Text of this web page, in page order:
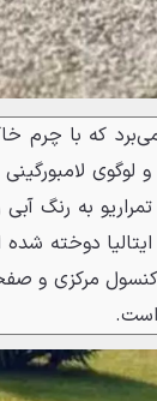
که با چرم
به رنگ
دوخته
مرکزی و